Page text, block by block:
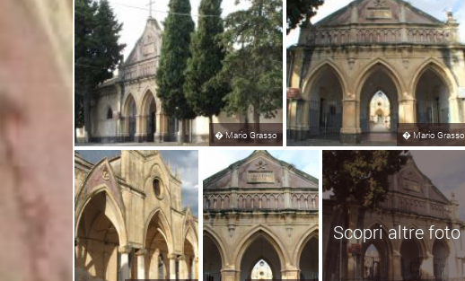
�Mario Grasso �Mario Grasso
Scopri altre foto